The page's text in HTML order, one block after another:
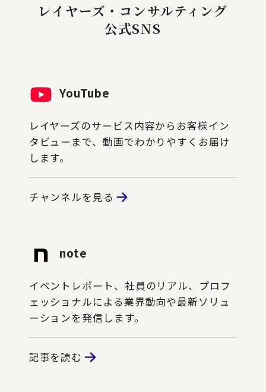
レイヤーズ・コンサルティング
公式SNS
YouTube
レイヤーズのサービス内容からお客様イン
タビューまで、動画でわかりやすくお届け
します。
チャンネルを見る
note
イベントレポート、社員のリアル、プロフ
ェッショナルによる業界動向や最新ソリュ
ーションを発信します。
記事を読む